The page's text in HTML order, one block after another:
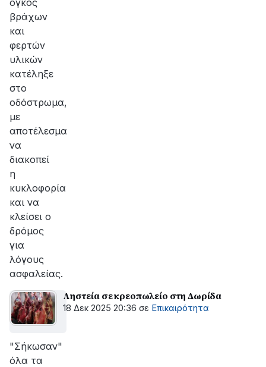
όγκος
βράχων
και
φερτών
υλικών
κατέληξε
στο
οδόστρωμα,
με
αποτέλεσμα
να
διακοπεί
η
κυκλοφορία
και να
κλείσει ο
δρόμος
για
λόγους
ασφαλείας.
Ληστεία σε κρεοπωλείο στη Δωρίδα
18 Δεκ 2025 20:36 σε Επικαιρότητα
"Σήκωσαν"
όλα τα